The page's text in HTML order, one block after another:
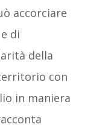
accorciare
di
della
con
in maniera